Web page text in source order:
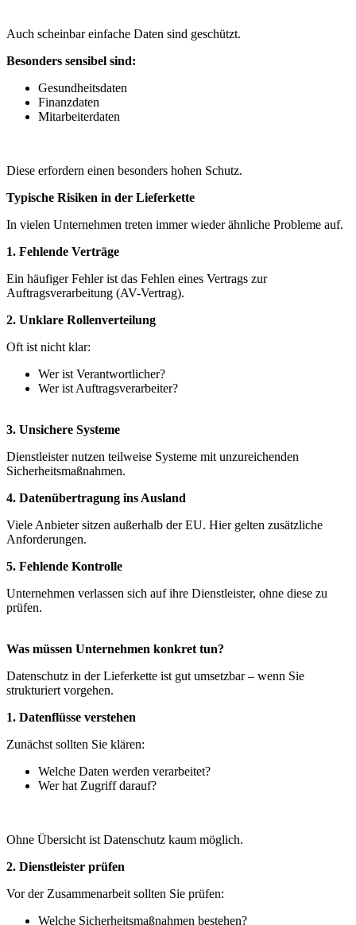
Auch scheinbar einfache Daten sind geschützt.
Besonders sensibel sind:
Gesundheitsdaten
Finanzdaten
Mitarbeiterdaten
Diese erfordern einen besonders hohen Schutz.
Typische Risiken in der Lieferkette
In vielen Unternehmen treten immer wieder ähnliche Probleme auf.
1. Fehlende Verträge
Ein häufiger Fehler ist das Fehlen eines Vertrags zur
Auftragsverarbeitung (AV-Vertrag).
2. Unklare Rollenverteilung
Oft ist nicht klar:
Wer ist Verantwortlicher?
Wer ist Auftragsverarbeiter?
3. Unsichere Systeme
Dienstleister nutzen teilweise Systeme mit unzureichenden
Sicherheitsmaßnahmen.
4. Datenübertragung ins Ausland
Viele Anbieter sitzen außerhalb der EU. Hier gelten zusätzliche
Anforderungen.
5. Fehlende Kontrolle
Unternehmen verlassen sich auf ihre Dienstleister, ohne diese zu
prüfen.
Was müssen Unternehmen konkret tun?
Datenschutz in der Lieferkette ist gut umsetzbar – wenn Sie
strukturiert vorgehen.
1. Datenflüsse verstehen
Zunächst sollten Sie klären:
Welche Daten werden verarbeitet?
Wer hat Zugriff darauf?
Ohne Übersicht ist Datenschutz kaum möglich.
2. Dienstleister prüfen
Vor der Zusammenarbeit sollten Sie prüfen:
Welche Sicherheitsmaßnahmen bestehen?